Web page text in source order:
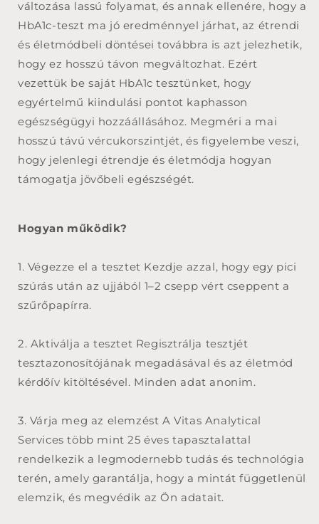
változása lassú folyamat, és annak ellenére, hogy a
HbA1c-teszt ma jó eredménnyel járhat, az étrendi
és életmódbeli döntései továbbra is azt jelezhetik,
hogy ez hosszú távon megváltozhat. Ezért
vezettük be saját HbA1c tesztünket, hogy
egyértelmű kiindulási pontot kaphasson
egészségügyi hozzáállásához. Megméri a mai
hosszú távú vércukorszintjét, és figyelembe veszi,
hogy jelenlegi étrendje és életmódja hogyan
támogatja jövőbeli egészségét.
Hogyan működik?
1. Végezze el a tesztet Kezdje azzal, hogy egy pici
szúrás után az ujjából 1–2 csepp vért cseppent a
szűrőpapírra.
2. Aktiválja a tesztet Regisztrálja tesztjét
tesztazonosítójának megadásával és az életmód
kérdőív kitöltésével. Minden adat anonim.
3. Várja meg az elemzést A Vitas Analytical
Services több mint 25 éves tapasztalattal
rendelkezik a legmodernebb tudás és technológia
terén, amely garantálja, hogy a mintát függetlenül
elemzik, és megvédik az Ön adatait.